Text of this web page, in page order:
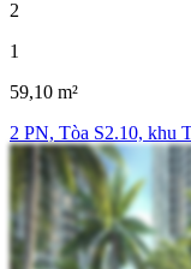
2
1
59,10 m²
2 PN, Tòa S2.10, khu